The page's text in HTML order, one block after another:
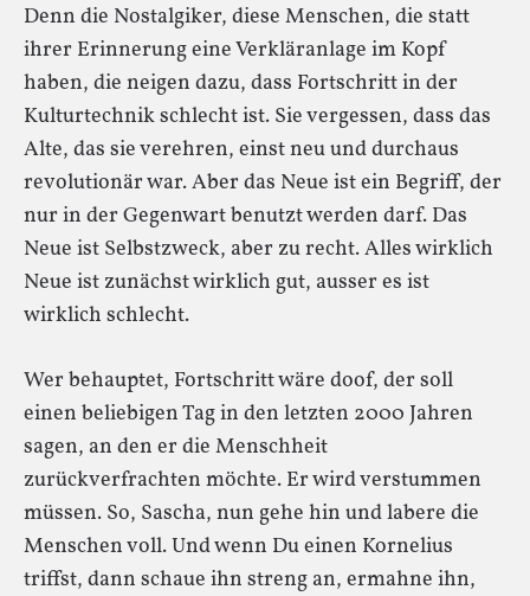
Denn die Nostalgiker, diese Menschen, die statt
ihrer Erinnerung eine Verkläranlage im Kopf
haben, die neigen dazu, dass Fortschritt in der
Kulturtechnik schlecht ist. Sie vergessen, dass das
Alte, das sie verehren, einst neu und durchaus
revolutionär war. Aber das Neue ist ein Begriff, der
nur in der Gegenwart benutzt werden darf. Das
Neue ist Selbstzweck, aber zu recht. Alles wirklich
Neue ist zunächst wirklich gut, ausser es ist
wirklich schlecht.
Wer behauptet, Fortschritt wäre doof, der soll
einen beliebigen Tag in den letzten 2000 Jahren
sagen, an den er die Menschheit
zurückverfrachten möchte. Er wird verstummen
müssen. So, Sascha, nun gehe hin und labere die
Menschen voll. Und wenn Du einen Kornelius
triffst, dann schaue ihn streng an, ermahne ihn,